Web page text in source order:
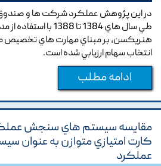
در اين پژوهش عملکرد شرکت ها و
طي سال هاي 1384 تا
هنريکسن, بر مبناي مهارت هاي تخصيص
انتخاب سهام ارزيابي شده است.
ادامه مطلب
مقايسه سيستم هاي سنجش
کارت امتيازي متوازن به عنوان
عملکرد